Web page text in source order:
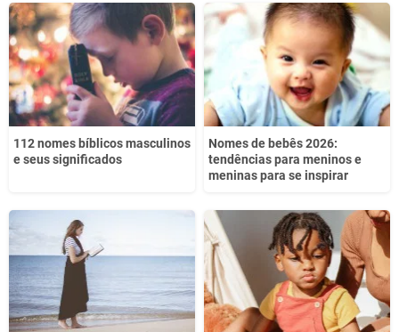
Este conteúdo não tem a informação que procuro
Outro
112 nomes bíblicos masculinos
e seus significados
Nomes de bebês 2026:
tendências para meninos e
meninas para se inspirar